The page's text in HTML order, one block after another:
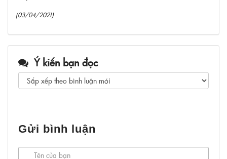
(03/04/2021)
Ý kiến bạn đọc
Gửi bình luận